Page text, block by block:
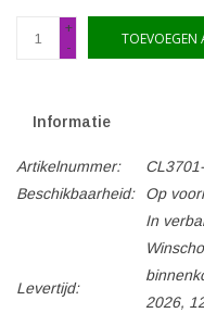
+
-
TOEVOEGEN
Informatie
Artikelnummer:
Beschikbaarheid:
Op
Levertijd:
In
2026,